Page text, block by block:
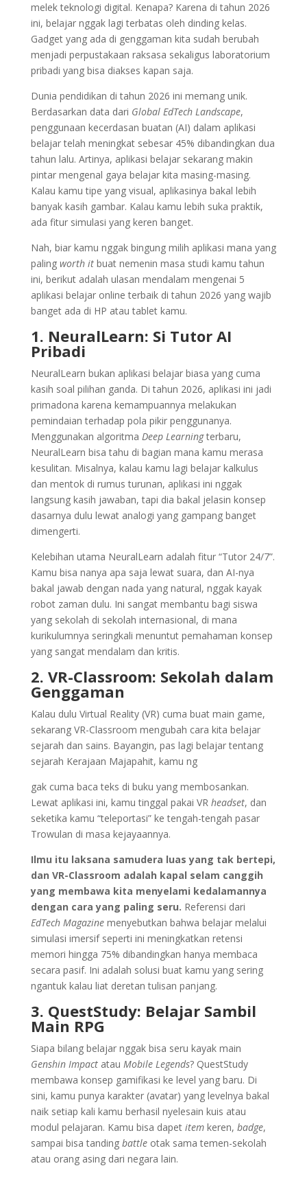
melek teknologi digital. Kenapa? Karena di tahun 2026
ini, belajar nggak lagi terbatas oleh dinding kelas.
Gadget yang ada di genggaman kita sudah berubah
menjadi perpustakaan raksasa sekaligus laboratorium
pribadi yang bisa diakses kapan saja.
Dunia pendidikan di tahun 2026 ini memang unik.
Berdasarkan data dari Global EdTech Landscape,
penggunaan kecerdasan buatan (AI) dalam aplikasi
belajar telah meningkat sebesar 45% dibandingkan dua
tahun lalu. Artinya, aplikasi belajar sekarang makin
pintar mengenal gaya belajar kita masing-masing.
Kalau kamu tipe yang visual, aplikasinya bakal lebih
banyak kasih gambar. Kalau kamu lebih suka praktik,
ada fitur simulasi yang keren banget.
Nah, biar kamu nggak bingung milih aplikasi mana yang
paling worth itbuat nemenin masa studi kamu tahun
ini, berikut adalah ulasan mendalam mengenai 5
aplikasi belajar online terbaik di tahun 2026 yang wajib
banget ada di HP atau tablet kamu.
1. NeuralLearn: Si Tutor AI
Pribadi
NeuralLearn bukan aplikasi belajar biasa yang cuma
kasih soal pilihan ganda. Di tahun 2026, aplikasi ini jadi
primadona karena kemampuannya melakukan
pemindaian terhadap pola pikir penggunanya.
Menggunakan algoritma Deep Learningterbaru,
NeuralLearn bisa tahu di bagian mana kamu merasa
kesulitan. Misalnya, kalau kamu lagi belajar kalkulus
dan mentok di rumus turunan, aplikasi ini nggak
langsung kasih jawaban, tapi dia bakal jelasin konsep
dasarnya dulu lewat analogi yang gampang banget
dimengerti.
Kelebihan utama NeuralLearn adalah fitur “Tutor 24/7”.
Kamu bisa nanya apa saja lewat suara, dan AI-nya
bakal jawab dengan nada yang natural, nggak kayak
robot zaman dulu. Ini sangat membantu bagi siswa
yang sekolah di sekolah internasional, di mana
kurikulumnya seringkali menuntut pemahaman konsep
yang sangat mendalam dan kritis.
2. VR-Classroom: Sekolah dalam
Genggaman
Kalau dulu Virtual Reality (VR) cuma buat main game,
sekarang VR-Classroom mengubah cara kita belajar
sejarah dan sains. Bayangin, pas lagi belajar tentang
sejarah Kerajaan Majapahit, kamu ng
gak cuma baca teks di buku yang membosankan.
Lewat aplikasi ini, kamu tinggal pakai VR headset, dan
seketika kamu “teleportasi” ke tengah-tengah pasar
Trowulan di masa kejayaannya.
Ilmu itu laksana samudera luas yang tak bertepi,
dan VR-Classroom adalah kapal selam canggih
yang membawa kita menyelami kedalamannya
dengan cara yang paling seru. Referensi dari
EdTech Magazinemenyebutkan bahwa belajar melalui
simulasi imersif seperti ini meningkatkan retensi
memori hingga 75% dibandingkan hanya membaca
secara pasif. Ini adalah solusi buat kamu yang sering
ngantuk kalau liat deretan tulisan panjang.
3. QuestStudy: Belajar Sambil
Main RPG
Siapa bilang belajar nggak bisa seru kayak main
Genshin Impactatau Mobile Legends? QuestStudy
membawa konsep gamifikasi ke level yang baru. Di
sini, kamu punya karakter (avatar) yang levelnya bakal
naik setiap kali kamu berhasil nyelesain kuis atau
modul pelajaran. Kamu bisa dapet itemkeren, badge,
sampai bisa tanding battleotak sama temen-sekolah
atau orang asing dari negara lain.